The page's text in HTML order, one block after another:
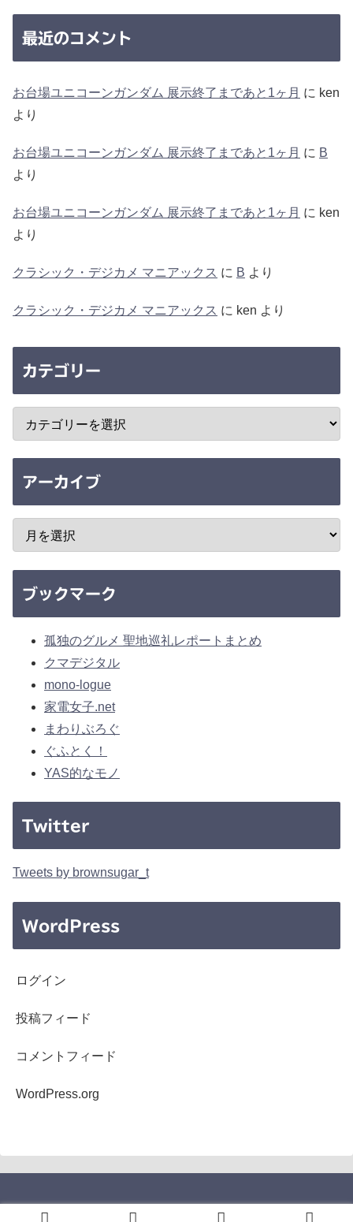
最近のコメント
お台場ユニコーンガンダム 展示終了まであと1ヶ月 に ken
より
お台場ユニコーンガンダム 展示終了まであと1ヶ月 に B
より
お台場ユニコーンガンダム 展示終了まであと1ヶ月 に ken
より
クラシック・デジカメ マニアックス に B より
クラシック・デジカメ マニアックス に ken より
カテゴリー
アーカイブ
ブックマーク
孤独のグルメ 聖地巡礼レポートまとめ
クマデジタル
mono-logue
家電女子.net
まわりぶろぐ
ぐふとく！
YAS的なモノ
Twitter
Tweets by brownsugar_t
WordPress
ログイン
投稿フィード
コメントフィード
WordPress.org